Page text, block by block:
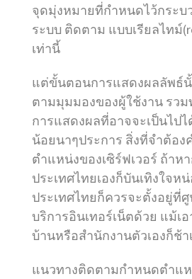
จุดมุ่งหมายที่กำหนดไว้กระบ
ระบบ ติดตาม แบบเรียลไทม์
เท่านี้
แต่ขั้นตอนการแสดงผลลัพธ์
ตามมุมมองของผู้ใช้งาน รวม
การแสดงผลที่อาจจะเป็นไป
น้อยนาๆประการ สิ่งที่จำต้อง
ตำแหน่งของเซิร์ฟเวอร์ ถ้าห
ประเทศไทยเองก็บันเทิงใจห
ประเทศไทยก็ควรจะตั้งอยู่ที่
บริการอินเทอร์เน็ตด้วย แม้เอ
บ้านหรือสำนักงานตัวเองก็ช้า
แนวทางติดตามกำหนดตำแ